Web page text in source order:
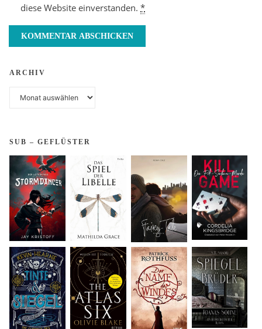
diese Website einverstanden.*
ARCHIV
SUB – GEFLÜSTER